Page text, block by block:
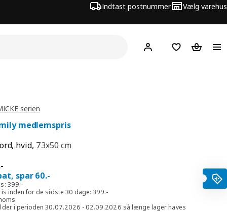
Indtast postnummer Vælg varehus
Hej! Log ind her
Huskeliste
Kurv
serien
medlemspris
hvid, 73x50 cm
-
spar 60.-
399.-
inden for de sidste 30 dage: 399.-
i perioden 30.07.2026 - 02.09.2026 så længe lager haves